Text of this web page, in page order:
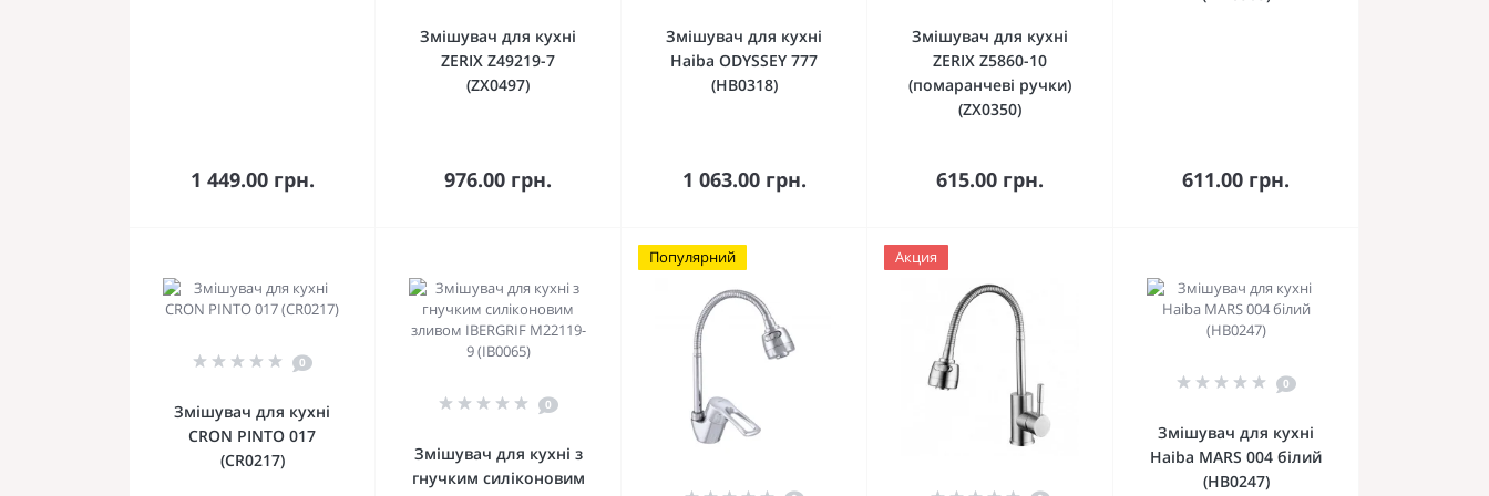
1 449.00 грн.
До кошика
Змішувач для кухні
ZERIX Z49219-7
(ZX0497)
976.00 грн.
До кошика
Змішувач для кухні
Haiba ODYSSEY 777
(HB0318)
1 063.00 грн.
До кошика
Змішувач для кухні
ZERIX Z5860-10
(помаранчеві ручки)
(ZX0350)
615.00 грн.
До кошика 611.00 грн.
До кошика
0
Змішувач для кухні
CRON PINTO 017
(CR0217)
0
Змішувач для кухні з
гнучким силіконовим
Популярний Акция
0
Змішувач для кухні
Haiba MARS 004 білий
(HB0247)